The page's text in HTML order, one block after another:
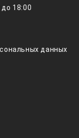
18:00
данных